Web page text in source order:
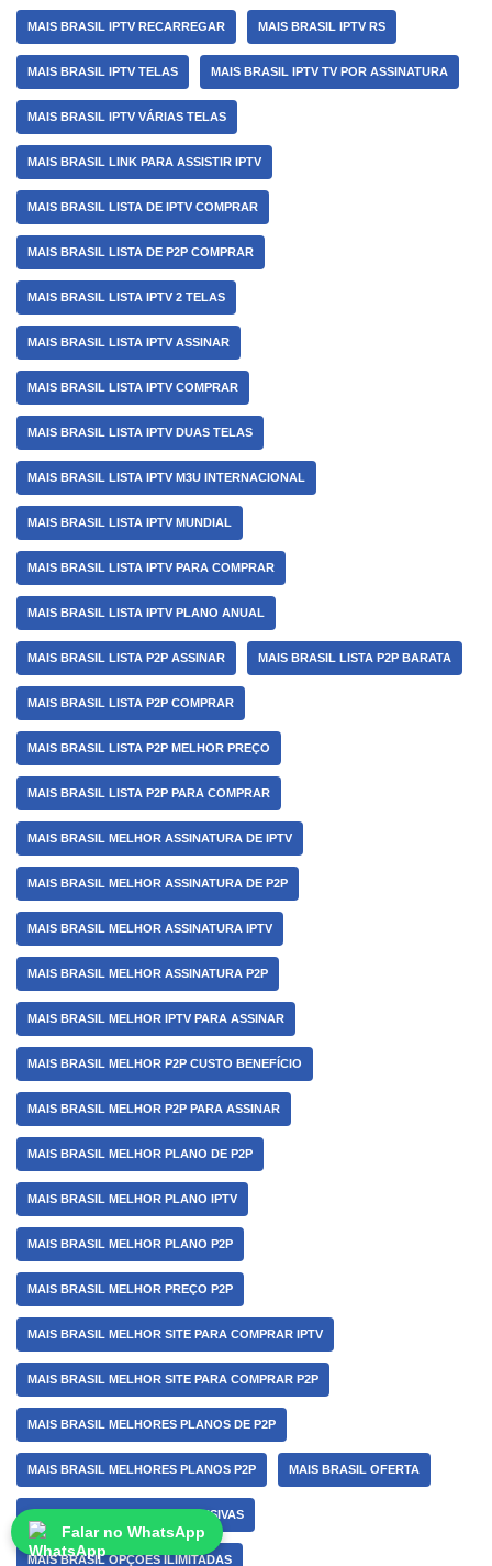
MAIS BRASIL IPTV RECARREGAR MAIS BRASIL IPTV RS
MAIS BRASIL IPTV TELAS MAIS BRASIL IPTV TV POR ASSINATURA
MAIS BRASIL IPTV VÁRIAS TELAS
MAIS BRASIL LINK PARA ASSISTIR IPTV
MAIS BRASIL LISTA DE IPTV COMPRAR
MAIS BRASIL LISTA DE P2P COMPRAR
MAIS BRASIL LISTA IPTV 2 TELAS
MAIS BRASIL LISTA IPTV ASSINAR
MAIS BRASIL LISTA IPTV COMPRAR
MAIS BRASIL LISTA IPTV DUAS TELAS
MAIS BRASIL LISTA IPTV M3U INTERNACIONAL
MAIS BRASIL LISTA IPTV MUNDIAL
MAIS BRASIL LISTA IPTV PARA COMPRAR
MAIS BRASIL LISTA IPTV PLANO ANUAL
MAIS BRASIL LISTA P2P ASSINAR MAIS BRASIL LISTA P2P BARATA
MAIS BRASIL LISTA P2P COMPRAR
MAIS BRASIL LISTA P2P MELHOR PREÇO
MAIS BRASIL LISTA P2P PARA COMPRAR
MAIS BRASIL MELHOR ASSINATURA DE IPTV
MAIS BRASIL MELHOR ASSINATURA DE P2P
MAIS BRASIL MELHOR ASSINATURA IPTV
MAIS BRASIL MELHOR ASSINATURA P2P
MAIS BRASIL MELHOR IPTV PARA ASSINAR
MAIS BRASIL MELHOR P2P CUSTO BENEFÍCIO
MAIS BRASIL MELHOR P2P PARA ASSINAR
MAIS BRASIL MELHOR PLANO DE P2P
MAIS BRASIL MELHOR PLANO IPTV
MAIS BRASIL MELHOR PLANO P2P
MAIS BRASIL MELHOR PREÇO P2P
MAIS BRASIL MELHOR SITE PARA COMPRAR IPTV
MAIS BRASIL MELHOR SITE PARA COMPRAR P2P
MAIS BRASIL MELHORES PLANOS DE P2P
MAIS BRASIL MELHORES PLANOS P2P MAIS BRASIL OFERTA
MAIS BRASIL OFERTAS EXCLUSIVAS
MAIS BRASIL OPÇÕES ILIMITADAS
Falar no WhatsApp